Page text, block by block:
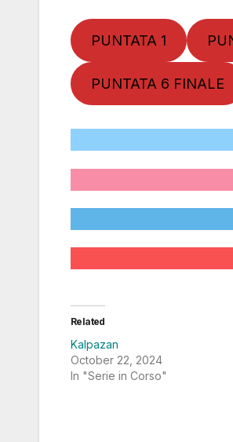
PUNTATA 1
PUNTATA 6 FINALE
Related
Kalpazan
October 22, 2024
In "Serie in Corso"